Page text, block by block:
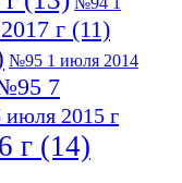
г (11)
№95 1 июля 2014
7
2015 г
г (14)